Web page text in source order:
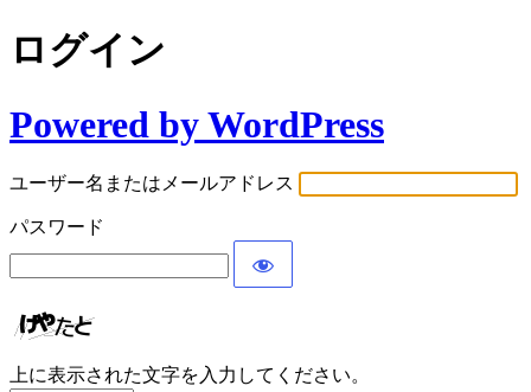
ログイン
Powered by WordPress
ユーザー名またはメールアドレス
パスワード
上に表示された文字を入力してください。